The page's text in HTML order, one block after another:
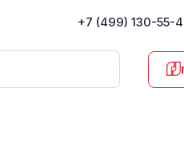
+7 (499) 130-55-